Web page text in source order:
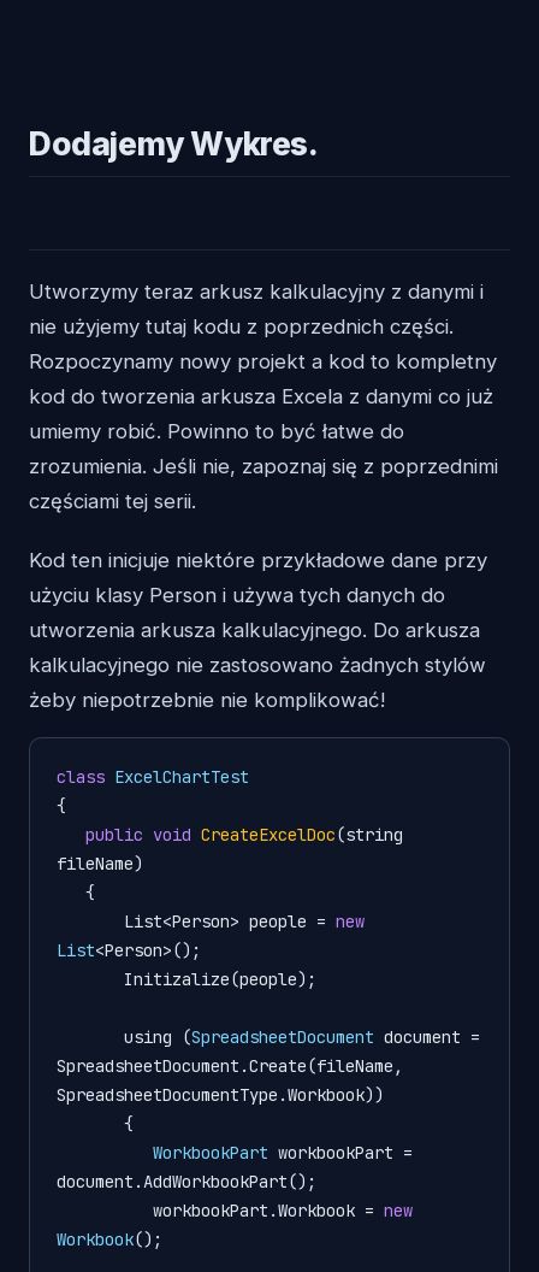
Dodajemy Wykres.
Utworzymy teraz arkusz kalkulacyjny z danymi i
nie użyjemy tutaj kodu z poprzednich części.
Rozpoczynamy nowy projekt a kod to kompletny
kod do tworzenia arkusza Excela z danymi co już
umiemy robić. Powinno to być łatwe do
zrozumienia. Jeśli nie, zapoznaj się z poprzednimi
częściami tej serii.
Kod ten inicjuje niektóre przykładowe dane przy
użyciu klasy Person i używa tych danych do
utworzenia arkusza kalkulacyjnego. Do arkusza
kalkulacyjnego nie zastosowano żadnych stylów
żeby niepotrzebnie nie komplikować!
class ExcelChartTest
{
public void CreateExcelDoc(string
fileName)
       List<Person> people =
new
List<Person>();
       using (
SpreadsheetDocument document =
SpreadsheetDocument.Create(fileName,
SpreadsheetDocumentType.Workbook))
WorkbookPart workbookPart =
document.AddWorkbookPart();
          workbookPart.Workbook =
new
Workbook();